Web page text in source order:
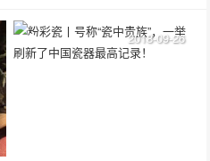
2018-09-26